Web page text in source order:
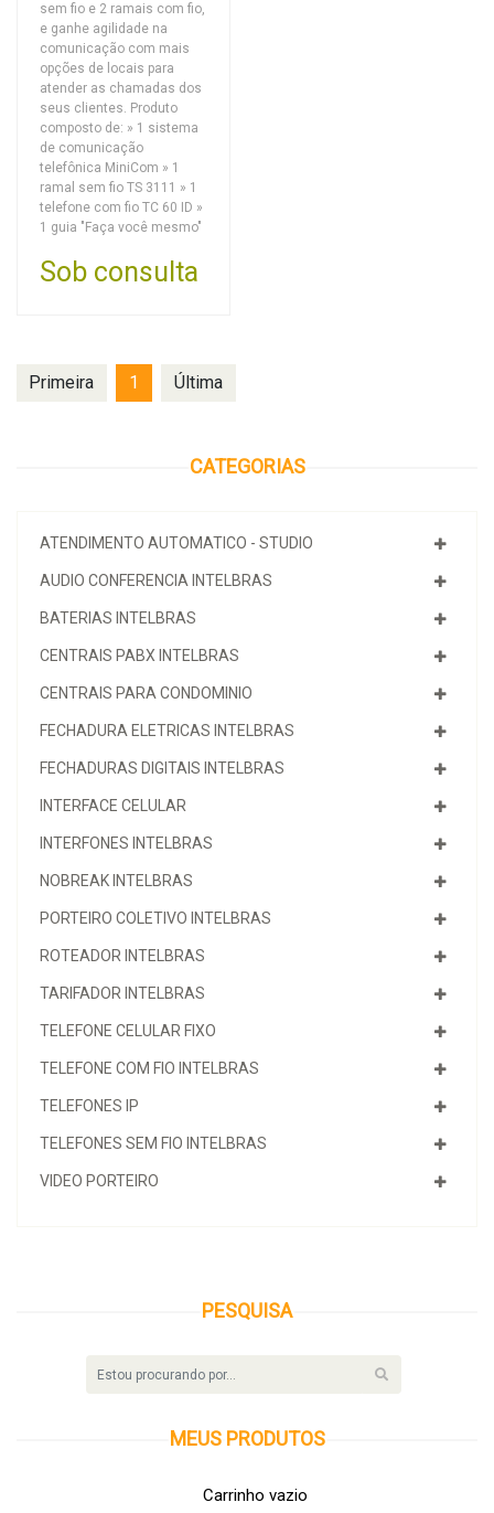
CATEGORIAS
ATENDIMENTO AUTOMATICO - STUDIO
AUDIO CONFERENCIA INTELBRAS
BATERIAS INTELBRAS
CENTRAIS PABX INTELBRAS
CENTRAIS PARA CONDOMINIO
FECHADURA ELETRICAS INTELBRAS
FECHADURAS DIGITAIS INTELBRAS
INTERFACE CELULAR
INTERFONES INTELBRAS
NOBREAK INTELBRAS
PORTEIRO COLETIVO INTELBRAS
ROTEADOR INTELBRAS
TARIFADOR INTELBRAS
TELEFONE CELULAR FIXO
TELEFONE COM FIO INTELBRAS
TELEFONES IP
TELEFONES SEM FIO INTELBRAS
VIDEO PORTEIRO
PESQUISA
MEUS PRODUTOS
Carrinho vazio
sem fio e 2 ramais com fio,
e ganhe agilidade na
comunicação com mais
opções de locais para
atender as chamadas dos
seus clientes. Produto
composto de: » 1 sistema
de comunicação
telefônica MiniCom » 1
ramal sem fio TS 3111 » 1
telefone com fio TC 60 ID »
1 guia "Faça você mesmo"
Sob consulta
Primeira 1 Última